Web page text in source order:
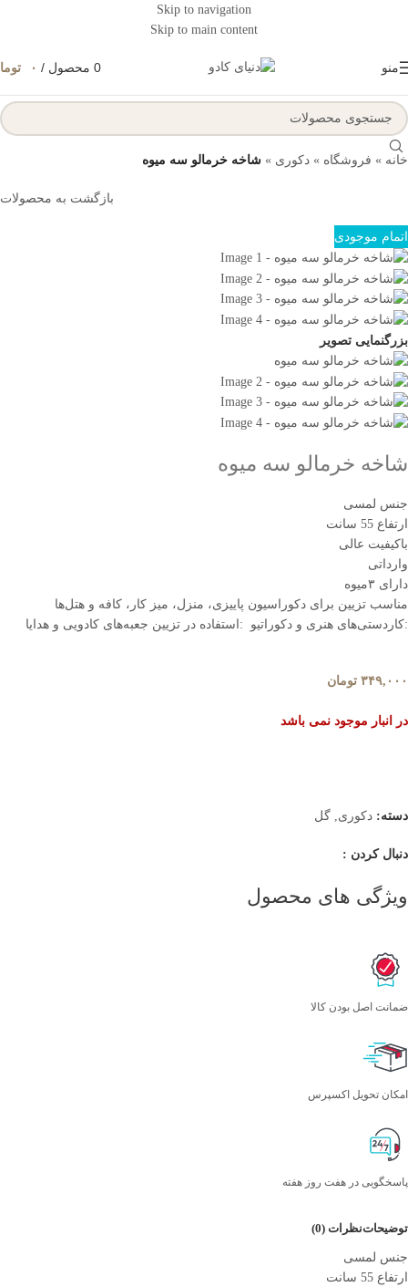
Skip to navigation
Skip to main content
منو 0 محصول / ۰
خانه » فروشگاه » دکوری » شاخه خرمالو سه میوه
بازگشت به محصولات
اتمام موجودی
بزرگنمایی تصویر
شاخه خرمالو سه میوه
جنس لمسی
ارتفاع 55 سانت
باکیفیت عالی
وارداتی
دارای ۳میوه
مناسب تزیین برای دکوراسیون پاییزی، منزل، میز کار، کافه و هتل‌ها
:کاردستی‌های هنری و دکوراتیو :استفاده در تزیین جعبه‌های کادویی و هدایا
۳۴۹,۰۰۰ تومان
در انبار موجود نمی باشد
دسته: دکوری, گل
دنبال کردن :
ویژگی های محصول
ضمانت اصل بودن کالا
امکان تحویل اکسپرس
پاسخگویی در هفت روز هفته
توضیحاتنظرات (0)
جنس لمسی
ارتفاع 55 سانت